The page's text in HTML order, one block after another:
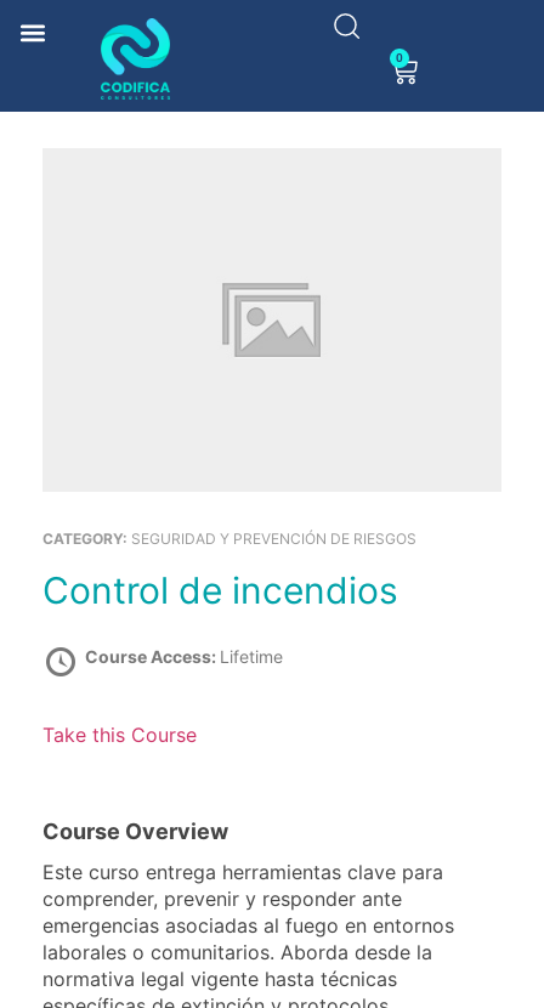
0
CATEGORY: SEGURIDAD Y PREVENCIÓN DE RIESGOS
Control de incendios
Course Access: Lifetime
Take this Course
Course Overview
Este curso entrega herramientas clave para
comprender, prevenir y responder ante
emergencias asociadas al fuego en entornos
laborales o comunitarios. Aborda desde la
normativa legal vigente hasta técnicas